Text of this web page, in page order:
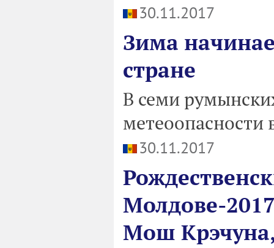
30.11.2017
Зима
стране
В семи
метеоопасности
30.11.2017
Молдове-
Мош